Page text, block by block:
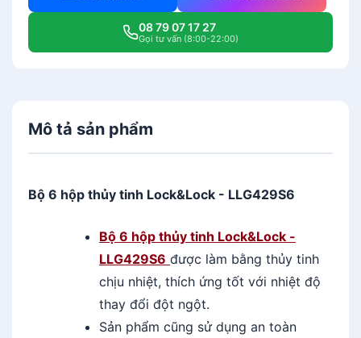
08 79 07 17 27
Gọi tư vấn (8:00-22:00)
Mô tả sản phẩm
Bộ 6 hộp thủy tinh Lock&Lock - LLG429S6
Bộ 6 hộp thủy tinh Lock&Lock -
LLG429S6 được làm bằng thủy tinh
chịu nhiệt, thích ứng tốt với nhiệt độ
thay đổi đột ngột.
Sản phẩm cũng sử dụng an toàn